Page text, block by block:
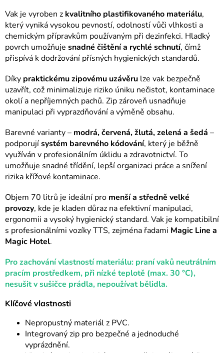
Vak je vyroben z kvalitního plastifikovaného materiálu,
který vyniká vysokou pevností, odolností vůči vlhkosti a
chemickým přípravkům používaným při dezinfekci. Hladký
povrch umožňuje snadné čištění a rychlé schnutí, čímž
přispívá k dodržování přísných hygienických standardů.
Díky praktickému zipovému uzávěru lze vak bezpečně
uzavřít, což minimalizuje riziko úniku nečistot, kontaminace
okolí a nepříjemných pachů. Zip zároveň usnadňuje
manipulaci při vyprazdňování a výměně obsahu.
Barevné varianty – modrá, červená, žlutá, zelená a šedá –
podporujísystém barevného kódování, který je běžně
využíván v profesionálním úklidu a zdravotnictví. To
umožňuje snadné třídění, lepší organizaci práce a snížení
rizika křížové kontaminace.
Objem 70 litrů je ideální pro menší a středně velké
provozy, kde je kladen důraz na efektivní manipulaci,
ergonomii a vysoký hygienický standard. Vak je kompatibilní
s profesionálními vozíky TTS, zejména řadami Magic Line a
Magic Hotel.
Pro zachování vlastností materiálu: praní vaků neutrálním
pracím prostředkem, při nízké teplotě (max. 30 °C),
nesušit v sušičce prádla, nepoužívat bělidla.
Klíčové vlastnosti
Nepropustný materiál z PVC.
Integrovaný zip pro bezpečné a jednoduché
vyprázdnění.